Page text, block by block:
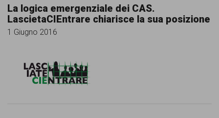
La logica emergenziale dei CAS.
LascietaCIEntrare chiarisce la sua posizione
1 Giugno 2016